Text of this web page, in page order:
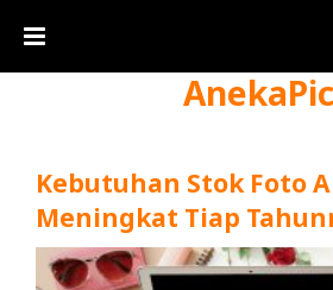
Kebutuhan Stok Foto
Meningkat Tiap